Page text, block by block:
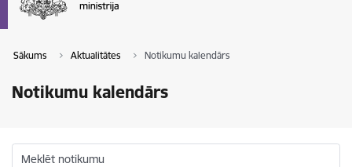
Sākums Aktualitātes Notikumu kalendārs
Notikumu kalendārs
Meklēt notikumu